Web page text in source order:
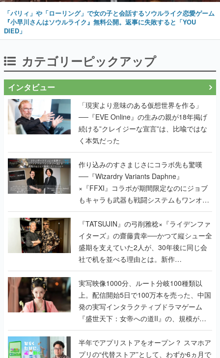
「パリィ」や「ローリング」で女の子と会話するソウルライク恋愛ゲーム
『小早川さんはソウルライク』無料公開。返事に失敗すると「YOU
DIED」
カテゴリーピックアップ
インタビュー
「現実より意味のある仮想世界を作る」
──『EVE Online』の生みの親が18年掲げ
続ける”クレイジーな宣言”は、比喩ではな
く本気だった
作り込みのすさまじさにコラボ先も驚嘆
──『Wizardry Variants Daphne』
×『FFXI』コラボが期間限定なのにジョブ
もキャラも武器も戦闘システムもワンオフ
で作り込まれた理由を両ディレクターに聞
く
『TATSUJIN』の弓削雅稔×『ライデンファ
イターズ』の齋藤貴幸──かつて縦シュー全
盛期を支えていた2人が、30年後に同じ会
社で机を並べる理由とは。新作
『TATSUJIN EXTREME』で初タッグを組
んだレジェンド2人に訊く開発秘話
実写映像1000分、ルート分岐100種類以
上。配信開始5日で100万本を売った、中国
発の実写インタラクティブドラマゲーム
『盛世天下：女帝への道II』の、規模が違
うこだわりをプロデューサーに聞いた
半年でアプリストアをオープン？ スマホア
プリの“代替ストア”として、わずか6ヵ月で